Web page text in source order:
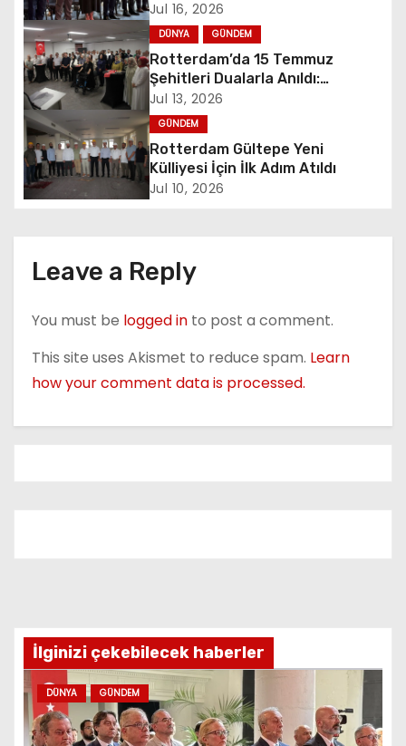
v
i
g
a
t
o
Jul 16, 2026
DÜNYA GÜNDEM
Rotterdam’da 15 Temmuz
Şehitleri Dualarla Anıldı:
“Demokrasiye Sahip Çıkmanın
Sembolü”
Jul 13, 2026
GÜNDEM
Rotterdam Gültepe Yeni
Külliyesi İçin İlk Adım Atıldı
Jul 10, 2026
Leave a Reply
You must be logged in to post a comment.
This site uses Akismet to reduce spam. Learn
how your comment data is processed.
İlginizi çekebilecek haberler
DÜNYA GÜNDEM